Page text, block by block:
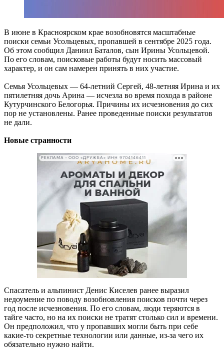
В июне в Красноярском крае возобновятся масштабные
поиски семьи Усольцевых, пропавшей в сентябре 2025 года.
Об этом сообщил Даниил Баталов, сын Ирины Усольцевой.
По его словам, поисковые работы будут носить массовый
характер, и он сам намерен принять в них участие.
Семья Усольцевых — 64-летний Сергей, 48-летняя Ирина и их
пятилетняя дочь Арина — исчезла во время похода в районе
Кутурчинского Белогорья. Причины их исчезновения до сих
пор не установлены. Ранее проведенные поиски результатов
не дали.
Новые странности
РЕКЛАМА • ООО «ДРУЖБА» ИНН 9704146411
Спасатель и альпинист Денис Киселев ранее выразил
недоумение по поводу возобновления поисков почти через
год после исчезновения. По его словам, люди теряются в
тайге часто, но на их поиски не тратят столько сил и времени.
Он предположил, что у пропавших могли быть при себе
какие-то секретные технологии или данные, из-за чего их
обязательно нужно найти.